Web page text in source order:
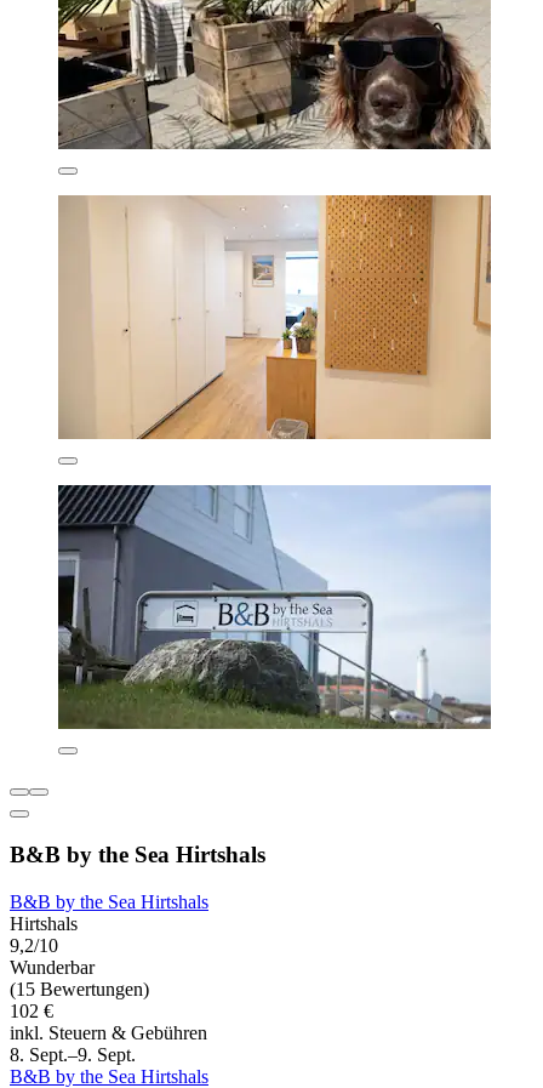
B&B by the Sea Hirtshals
B&B by the Sea Hirtshals
Hirtshals
9,2/10
Wunderbar
(15 Bewertungen)
102 €
inkl. Steuern & Gebühren
8. Sept.–9. Sept.
B&B by the Sea Hirtshals